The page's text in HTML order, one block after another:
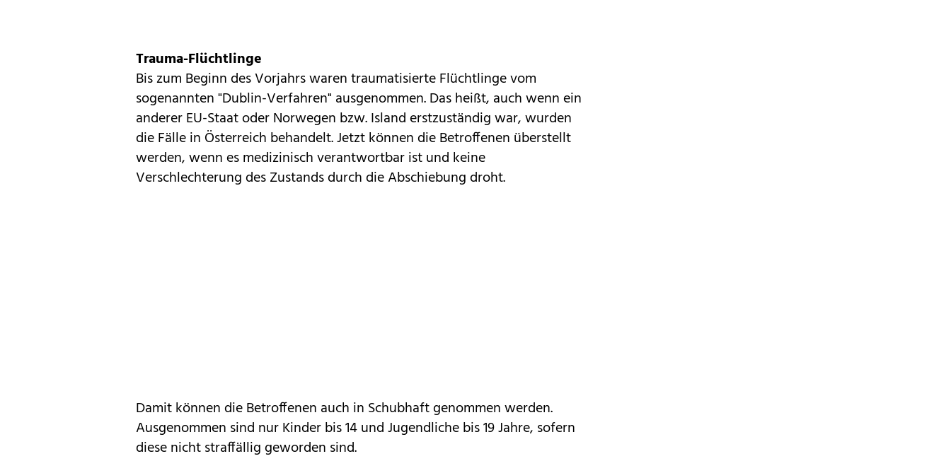
Trauma-Flüchtlinge
Bis zum Beginn des Vorjahrs waren traumatisierte Flüchtlinge vom
sogenannten "Dublin-Verfahren" ausgenommen. Das heißt, auch wenn ein
anderer EU-Staat oder Norwegen bzw. Island erstzuständig war, wurden
die Fälle in Österreich behandelt. Jetzt können die Betroffenen überstellt
werden, wenn es medizinisch verantwortbar ist und keine
Verschlechterung des Zustands durch die Abschiebung droht.
Damit können die Betroffenen auch in Schubhaft genommen werden.
Ausgenommen sind nur Kinder bis 14 und Jugendliche bis 19 Jahre, sofern
diese nicht straffällig geworden sind.